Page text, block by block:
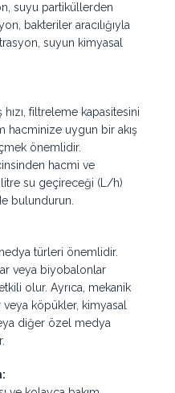
suyu partiküllerden
bakteriler aracılığıyla
suyun kimyasal
filtreleme kapasitesini
hacminize uygun bir akış
önemlidir.
hacmi ve
su geçireceği (L/h)
bulundurun.
türleri önemlidir.
veya biyobalonlar
olur. Ayrıca, mekanik
köpükler, kimyasal
diğer özel medya